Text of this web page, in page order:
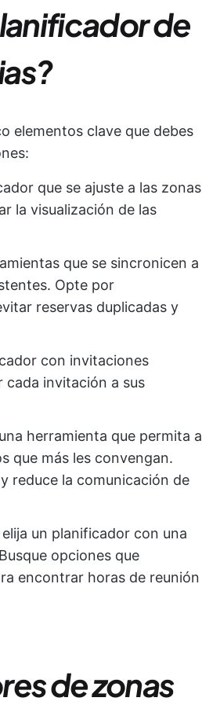
de
elementos clave que debes
que se ajuste a las zonas
la visualización de las
que se sincronicen a
Opte por
reservas duplicadas y
con invitaciones
cada invitación a sus
herramienta que permita a
que más les convengan.
reduce la comunicación de
elija un planificador con una
opciones que
encontrar horas de reunión
de zonas